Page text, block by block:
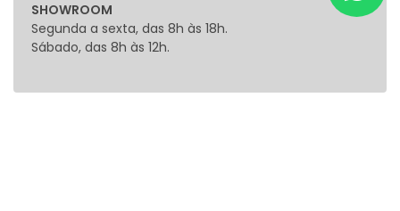
SHOWROOM
Segunda a sexta, das 8h às 18h.
Sábado, das 8h às 12h.